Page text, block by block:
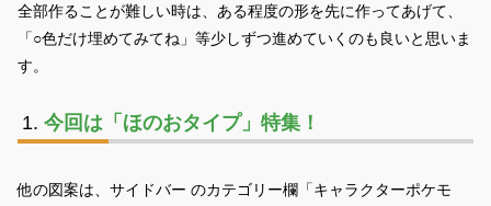
全部作ることが難しい時は、ある程度の形を先に作ってあげて、
「○色だけ埋めてみてね」等少しずつ進めていくのも良いと思いま
す。
今回は「ほのおタイプ」特集！
他の図案は、サイドバー のカテゴリー欄「キャラクターポケモ